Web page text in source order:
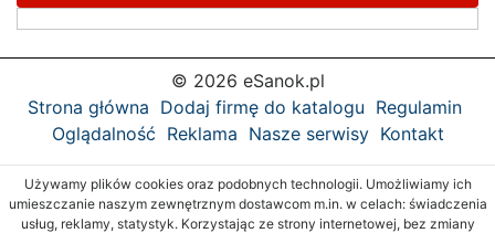
© 2026 eSanok.pl
Strona główna Dodaj firmę do katalogu Regulamin
Oglądalność Reklama Nasze serwisy Kontakt
Używamy plików cookies oraz podobnych technologii. Umożliwiamy ich
umieszczanie naszym zewnętrznym dostawcom m.in. w celach: świadczenia
usług, reklamy, statystyk. Korzystając ze strony internetowej, bez zmiany